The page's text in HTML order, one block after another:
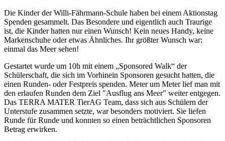
Die Kinder der Willi-Fährmann-Schule haben bei einem Aktionstag
Spenden gesammelt. Das Besondere und eigentlich auch Traurige
ist, die Kinder hatten nur einen Wunsch! Kein neues Handy, keine
Markenschuhe oder etwas Ähnliches. Ihr größter Wunsch war:
einmal das Meer sehen!
Gestartet wurde um 10h mit einem „Sponsored Walk“ der
Schülerschaft, die sich im Vorhinein Sponsoren gesucht hatten, die
einen Runden- oder Festpreis spenden. Meter um Meter lief man mit
den erlaufen Runden dem Ziel "Ausflug ans Meer" weiter entgegen.
Das TERRA MATER TierAG Team, dass sich aus Schülern der
Unterstufe zusammen setzte, war besonders motiviert. Sie liefen
Runde für Runde und konnten so einen beträchtlichen Sponsoren
Betrag erwirken.